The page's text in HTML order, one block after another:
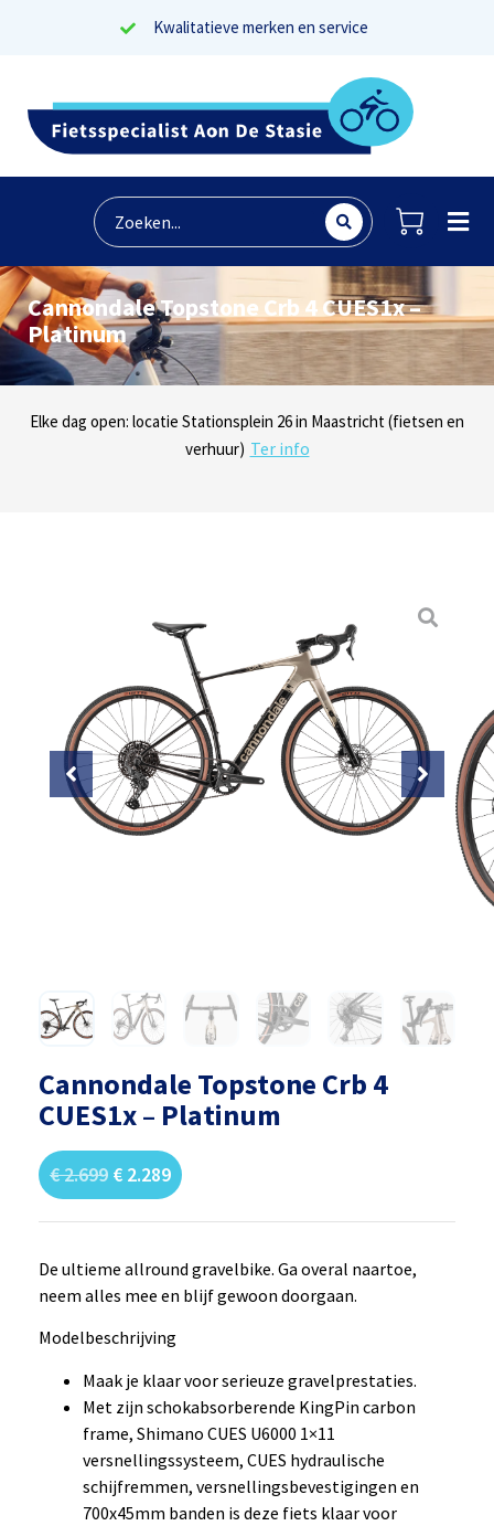
Kwalitatieve merken en service
Cannondale Topstone Crb 4 CUES1x –
Platinum
Dinsdag t/m zaterdag geopen: locaties Sphinxlunet 1 in Maastricht
(e-bikes) en Maaseikersteenweg 183 in Lanaken (fietsen en e-
Elke dag open: locatie Stationsplein 26 in Maastricht (fietsen en
verhuur) Ter info
Onze missie? Tevreden klanten! Lees reviews
Cannondale Topstone Crb 4
CUES1x – Platinum
€2.699 € 2.289
De ultieme allround gravelbike. Ga overal naartoe,
neem alles mee en blijf gewoon doorgaan.
Modelbeschrijving
Maak je klaar voor serieuze gravelprestaties.
Met zijn schokabsorberende KingPin carbon
frame, Shimano CUES U6000 1×11
versnellingssysteem, CUES hydraulische
schijfremmen, versnellingsbevestigingen en
700x45mm banden is deze fiets klaar voor